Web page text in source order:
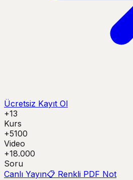
Ücretsiz Kayıt Ol
+13
Kurs
+5100
Video
+18.000
Soru
Canlı Yayın📋 Renkli PDF Not